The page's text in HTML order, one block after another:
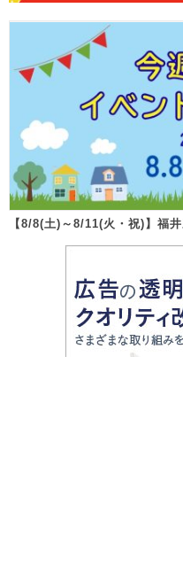
【8/8(土)～8/11(火・祝)】福